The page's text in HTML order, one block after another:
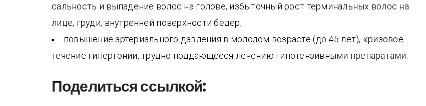
сальность и выпадение волос на голове, избыточный рост терминальных волос на
лице, груди, внутренней поверхности бедер;
повышение артериального давления в молодом возрасте (до 45 лет), кризовое
течение гипертонии, трудно поддающееся лечению гипотензивными препаратами.
Поделиться ссылкой: